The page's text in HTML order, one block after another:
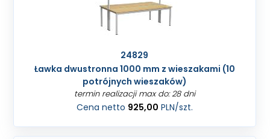
24829
Ławka dwustronna 1000 mm z wieszakami (10
potrójnych wieszaków)
termin realizacji max do: 28 dni
Cena netto 925,00 PLN/szt.